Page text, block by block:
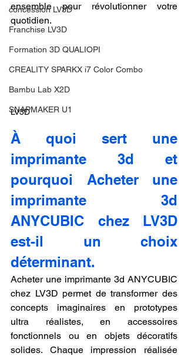
concession LV3D
Franchise LV3D
Formation 3D QUALIOPI
CREALITY SPARKX i7 Color Combo
Bambu Lab X2D
SNAPMAKER U1
ensemble pour révolutionner votre
quotidien.
LV3D
À quoi sert une
imprimante 3d et
pourquoi Acheter une
imprimante 3d
ANYCUBIC chez LV3D
est-il un choix
déterminant.
Acheter une imprimante 3d ANYCUBIC
chez LV3D permet de transformer des
concepts imaginaires en prototypes
ultra réalistes, en accessoires
fonctionnels ou en objets décoratifs
solides. Chaque impression réalisée